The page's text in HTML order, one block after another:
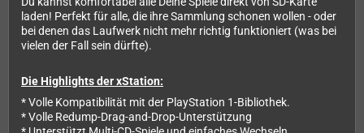
laden! Perfekt für alle, die ihre Sammlung schonen wollen - oder
bei denen das Laufwerk nicht mehr richtig funktioniert (was bei
vielen der Fall sein dürfte).
Die Highlights der xStation:
* Volle Kompatibilität mit der PlayStation 1-Bibliothek.
* Volle Redump-Drag-and-Drop-Unterstützung